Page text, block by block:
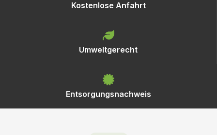
Kostenlose Anfahrt
Umweltgerecht
Entsorgungsnachweis